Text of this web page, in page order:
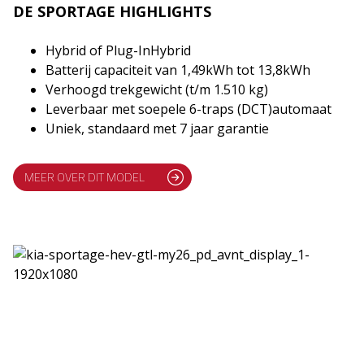
DE SPORTAGE HIGHLIGHTS
Hybrid of Plug-InHybrid
Batterij capaciteit van 1,49kWh tot 13,8kWh
Verhoogd trekgewicht (t/m 1.510 kg)
Leverbaar met soepele 6-traps (DCT)automaat
Uniek, standaard met 7 jaar garantie
MEER OVER DIT MODEL